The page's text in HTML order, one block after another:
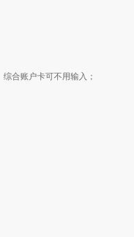
合账户卡可不用输入；